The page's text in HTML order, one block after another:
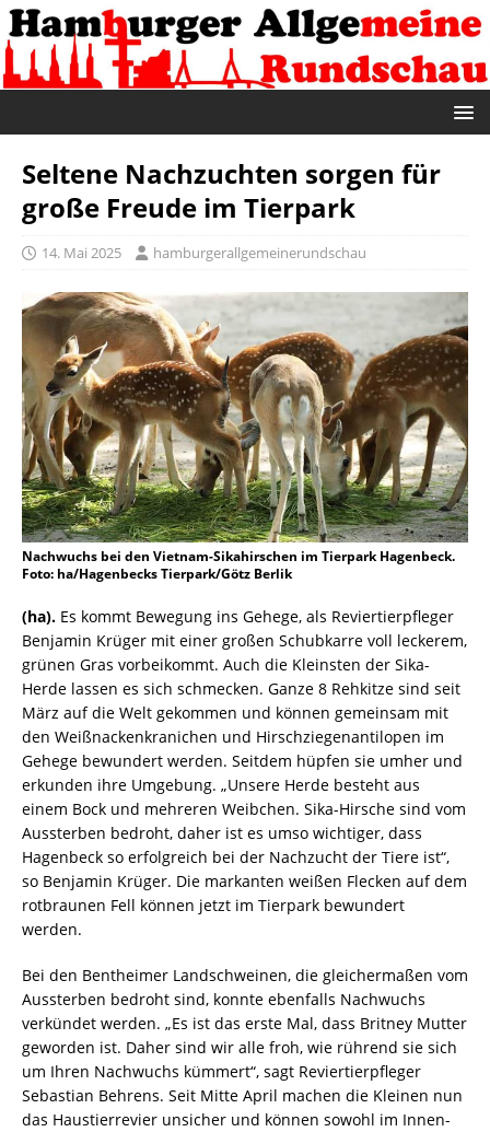
Seltene Nachzuchten sorgen für
große Freude im Tierpark
14. Mai 2025 hamburgerallgemeinerundschau
Nachwuchs bei den Vietnam-Sikahirschen im Tierpark Hagenbeck.
Foto: ha/Hagenbecks Tierpark/Götz Berlik
(ha). Es kommt Bewegung ins Gehege, als Reviertierpfleger
Benjamin Krüger mit einer großen Schubkarre voll leckerem,
grünen Gras vorbeikommt. Auch die Kleinsten der Sika-
Herde lassen es sich schmecken. Ganze 8 Rehkitze sind seit
März auf die Welt gekommen und können gemeinsam mit
den Weißnackenkranichen und Hirschziegenantilopen im
Gehege bewundert werden. Seitdem hüpfen sie umher und
erkunden ihre Umgebung. „Unsere Herde besteht aus
einem Bock und mehreren Weibchen. Sika-Hirsche sind vom
Aussterben bedroht, daher ist es umso wichtiger, dass
Hagenbeck so erfolgreich bei der Nachzucht der Tiere ist“,
so Benjamin Krüger. Die markanten weißen Flecken auf dem
rotbraunen Fell können jetzt im Tierpark bewundert
werden.
Bei den Bentheimer Landschweinen, die gleichermaßen vom
Aussterben bedroht sind, konnte ebenfalls Nachwuchs
verkündet werden. „Es ist das erste Mal, dass Britney Mutter
geworden ist. Daher sind wir alle froh, wie rührend sie sich
um Ihren Nachwuchs kümmert“, sagt Reviertierpfleger
Sebastian Behrens. Seit Mitte April machen die Kleinen nun
das Haustierrevier unsicher und können sowohl im Innen-